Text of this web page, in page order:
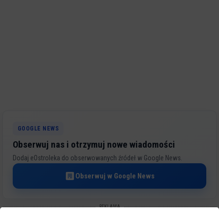
GOOGLE NEWS
Obserwuj nas i otrzymuj nowe wiadomości
Dodaj eOstroleka do obserwowanych źródeł w Google News.
Obserwuj w Google News
REKLAMA